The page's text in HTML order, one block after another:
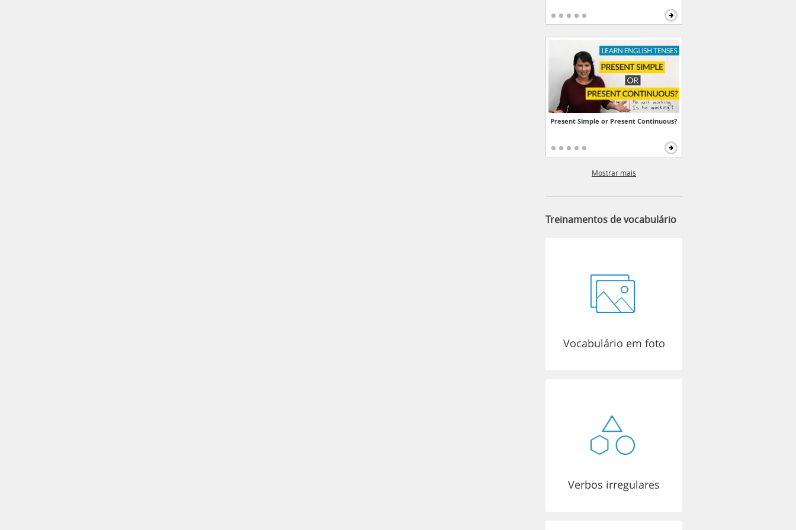
Present Simple or Present Continuous?
Mostrar mais
Treinamentos de vocabulário
Vocabulário em foto
Verbos irregulares